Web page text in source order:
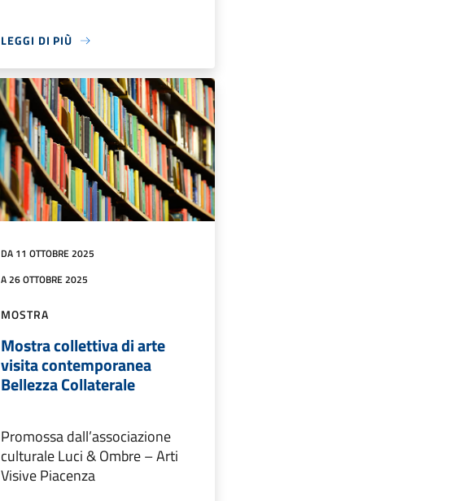
LEGGI DI PIÙ
DA 11 OTTOBRE 2025
A 26 OTTOBRE 2025
MOSTRA
Mostra collettiva di arte
visita contemporanea
Bellezza Collaterale
Promossa dall’associazione
culturale Luci & Ombre – Arti
Visive Piacenza